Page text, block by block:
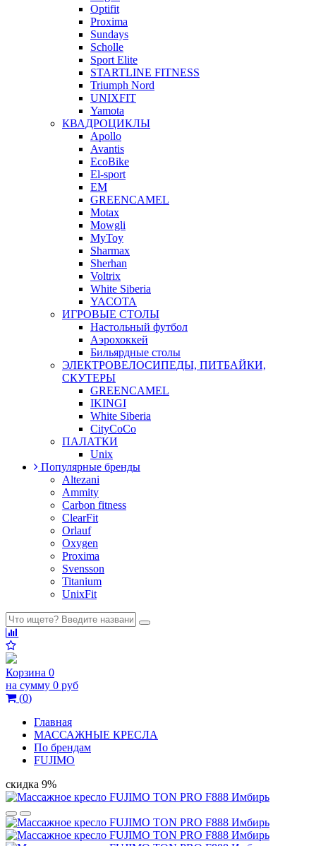
Optifit
Proxima
Sundays
Scholle
Sport Elite
STARTLINE FITNESS
Triumph Nord
UNIXFIT
Yamota
КВАДРОЦИКЛЫ
Apollo
Avantis
EcoBike
El-sport
EM
GREENCAMEL
Motax
Mowgli
MyToy
Sharmax
Sherhan
Voltrix
White Siberia
YACOTA
ИГРОВЫЕ СТОЛЫ
Настольный футбол
Аэрохоккей
Бильярдные столы
ЭЛЕКТРОВЕЛОСИПЕДЫ, ПИТБАЙКИ,
СКУТЕРЫ
GREENCAMEL
IKINGI
White Siberia
CityCoCo
ПАЛАТКИ
Unix
Популярные бренды
Altezani
Ammity
Carbon fitness
ClearFit
Orlauf
Oxygen
Proxima
Svensson
Titanium
UnixFit
Корзина 0
на сумму 0 руб
(0)
Главная
МАССАЖНЫЕ КРЕСЛА
По брендам
FUJIMO
скидка 9%